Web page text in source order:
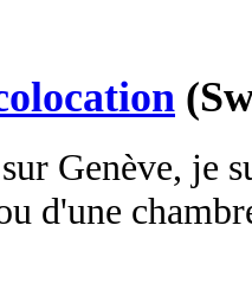
Genève, je
d'une